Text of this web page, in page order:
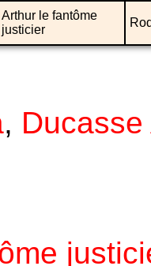
Arthur le fantôme
justicier
,